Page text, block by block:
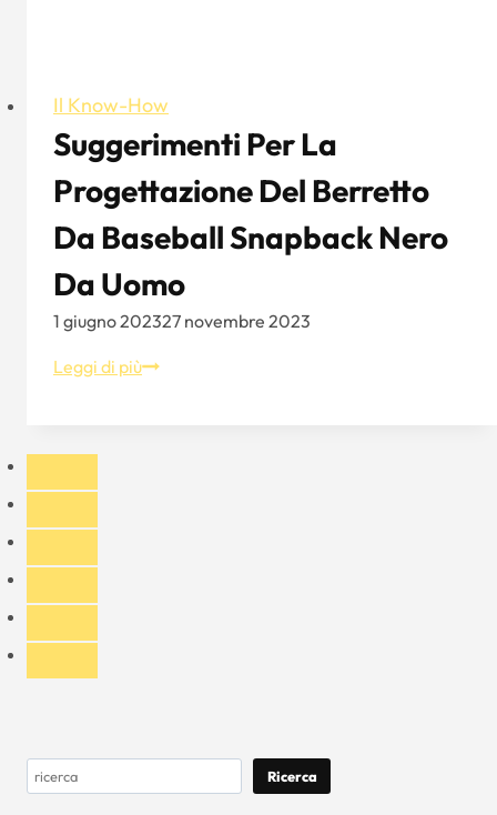
Il Know-How
Suggerimenti Per La
Progettazione Del Berretto
Da Baseball Snapback Nero
Da Uomo
1 giugno 202327 novembre 2023
Leggi di piùSuggerimenti
Cerca Ricerca